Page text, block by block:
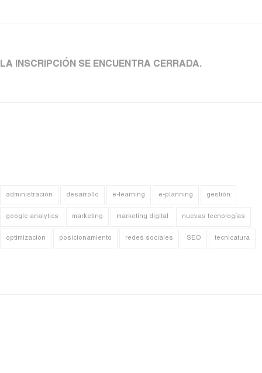
LA INSCRIPCIÓN SE ENCUENTRA CERRADA.
administración desarrollo e-learning e-planning gestión
google analytics marketing marketing digital nuevas tecnologías
optimización posicionamiento redes sociales SEO tecnicatura